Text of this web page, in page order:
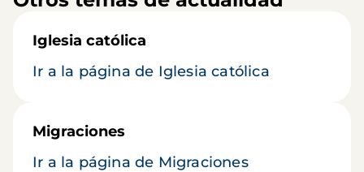
Iglesia católica
Ir a la página de Iglesia católica
Migraciones
Ir a la página de Migraciones